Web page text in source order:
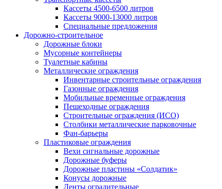
Кассеты 4500-6500 литров
Кассеты 9000-13000 литров
Специальные предложения
Дорожно-строительное
Дорожные блоки
Мусорные контейнеры
Туалетные кабины
Металлические ограждения
Инвентарные строительные ограждения
Газонные ограждения
Мобильные временные ограждения
Пешеходные ограждения
Строительные ограждения (ИСО)
Столбики металлические парковочные
Фан-барьеры
Пластиковые ограждения
Вехи сигнальные дорожные
Дорожные буферы
Дорожные пластины «Солдатик»
Конусы дорожные
Ленты оградительные